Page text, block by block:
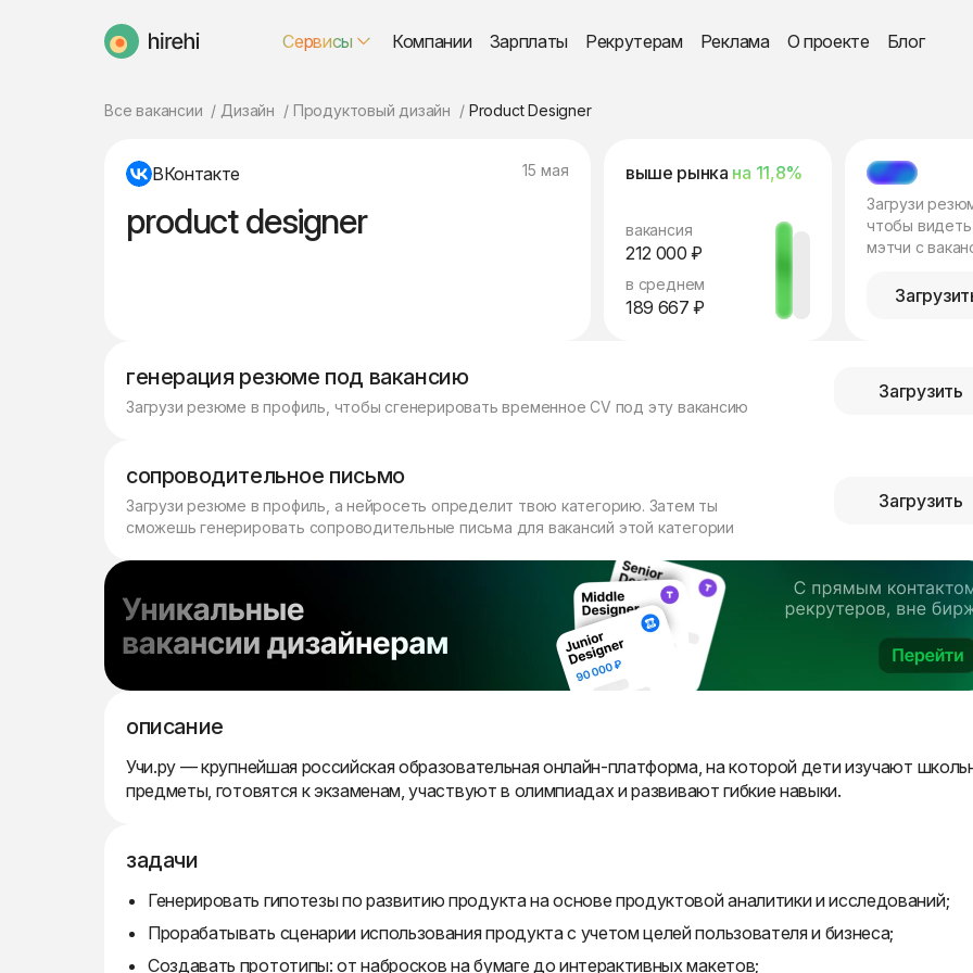
HireHi Сервисы Компании Зарплаты Рекрутерам Реклама О проекте Блог
Все вакансии Дизайн Продуктовый дизайн Product Designer
ВКонтакте 15 мая
product designer
выше рынка на 11,8%
вакансия
212 000 ₽
в среднем
189 667 ₽
МЭТЧ
Загрузи
чтобы видеть
мэтчи с
генерация резюме под вакансию
Загрузи резюме в профиль, чтобы сгенерировать временное CV под эту вакансию
Загрузить
сопроводительное письмо
Загрузи резюме в профиль, а нейросеть определит твою категорию. Затем ты
сможешь генерировать сопроводительные письма для вакансий этой категории
Загрузить
описание
Учи.ру — крупнейшая российская образовательная онлайн-платформа, на которой дети изучают
предметы, готовятся к экзаменам, участвуют в олимпиадах и развивают гибкие навыки.
задачи
Генерировать гипотезы по развитию продукта на основе продуктовой аналитики и исследований;
Прорабатывать сценарии использования продукта с учетом целей пользователя и бизнеса;
Создавать прототипы: от набросков на бумаге до интерактивных макетов;